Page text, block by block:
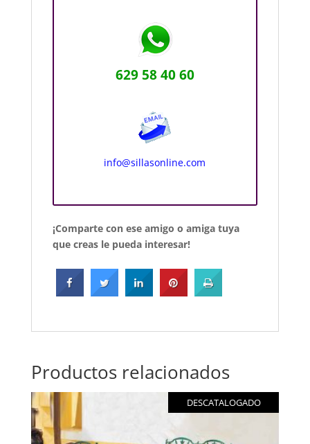
629 58 40 60
info@sillasonline.com
¡Comparte con ese amigo o amiga tuya
que creas le pueda interesar!
Productos relacionados
DESCATALOGADO